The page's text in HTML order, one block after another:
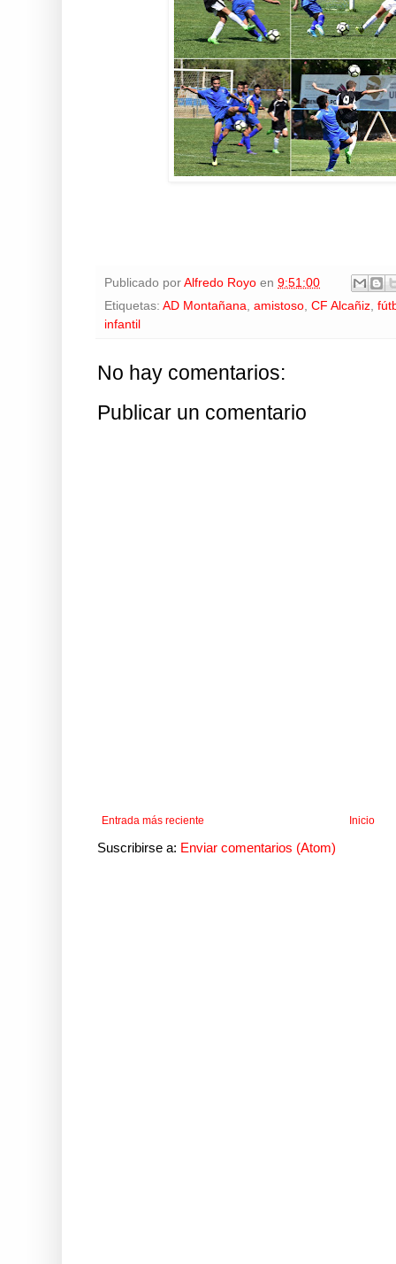
Publicado por Alfredo Royo en 9:51:00
Etiquetas: AD Montañana, amistoso, CF Alcañiz,
infantil
No hay comentarios:
Publicar un comentario
Entrada más reciente Inicio
Suscribirse a: Enviar comentarios (Atom)